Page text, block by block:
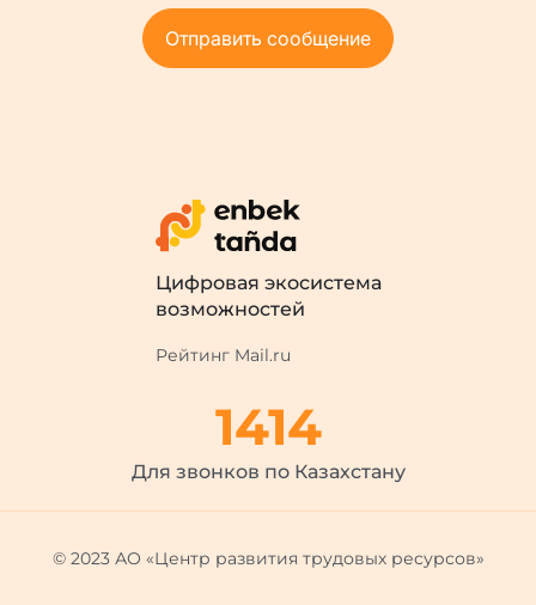
Отправить сообщение
Цифровая экосистема
возможностей
Рейтинг Mail.ru
1414
Для звонков по Казахстану
© 2023 АО «Центр развития трудовых ресурсов»